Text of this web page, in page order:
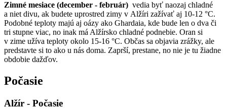
Zimné mesiace (december - február) vedia byť naozaj chladné
a niet divu, ak budete uprostred zimy v Alžíri zažívať aj 10-12 °C.
Podobné teploty majú aj oázy ako Ghardaia, kde bude len o dva či
tri stupne viac, no inak má Alžírsko chladné podnebie. Oran si
v zime užíva teploty okolo 15-16 °C. Občas sa objavia zrážky, ale
predstavte si to ako u nás doma. Zaprší, prestane, no nie je tu žiadne
obdobie dažďov.
Počasie
Alžír - Počasie